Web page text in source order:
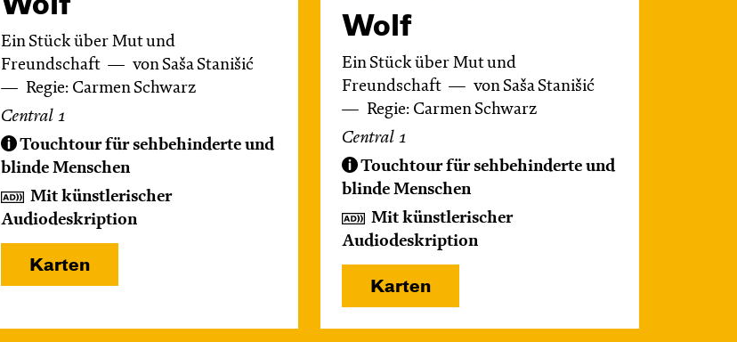
Wolf
Ein Stück über Mut und
Freundschaft
von Saša Stanišić
Regie: Carmen Schwarz
Central 1
Touchtour für sehbehinderte und
blinde Menschen
Mit künstlerischer
Audiodeskription
Karten
Wolf
Ein Stück über Mut und
Freundschaft
von Saša Stanišić
Regie: Carmen Schwarz
Central 1
Touchtour für sehbehinderte und
blinde Menschen
Mit künstlerischer
Audiodeskription
Karten